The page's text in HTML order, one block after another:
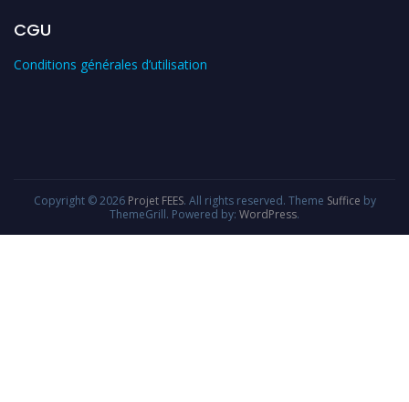
CGU
Conditions générales d’utilisation
Copyright © 2026 Projet FEES. All rights reserved. Theme Suffice by
ThemeGrill. Powered by: WordPress.